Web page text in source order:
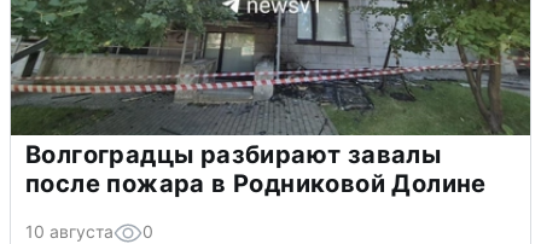
Волгоградцы разбирают завалы
после пожара в Родниковой Долине
10 августа 0